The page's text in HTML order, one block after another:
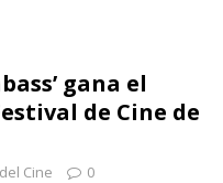
gana el
de Cine de
Cine 0